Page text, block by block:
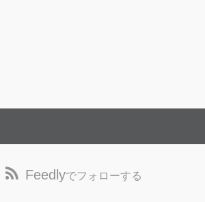
Feedlyでフォローする